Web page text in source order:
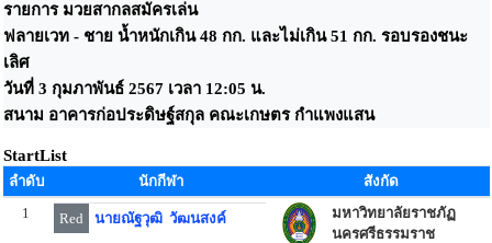
รายการ มวยสากลสมัครเล่น
ฟลายเวท - ชาย น้ำหนักเกิน 48 กก. และไม่เกิน 51 กก. รอบรองชนะ
เลิศ
วันที่ 3 กุมภาพันธ์ 2567 เวลา 12:05 น.
สนาม อาคารก่อประดิษฐ์สกุล คณะเกษตร กำแพงแสน
StartList
ลำดับ นักกีฬา
สังกัด
1
Red นายณัฐวุฒิ วัฒนสงค์
มหาวิทยาลัยราชภัฏ
นครศรีธรรมราช